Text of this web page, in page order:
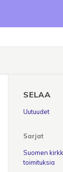
SELAA
Uutuudet
Sarjat
Suomen
toimituksia